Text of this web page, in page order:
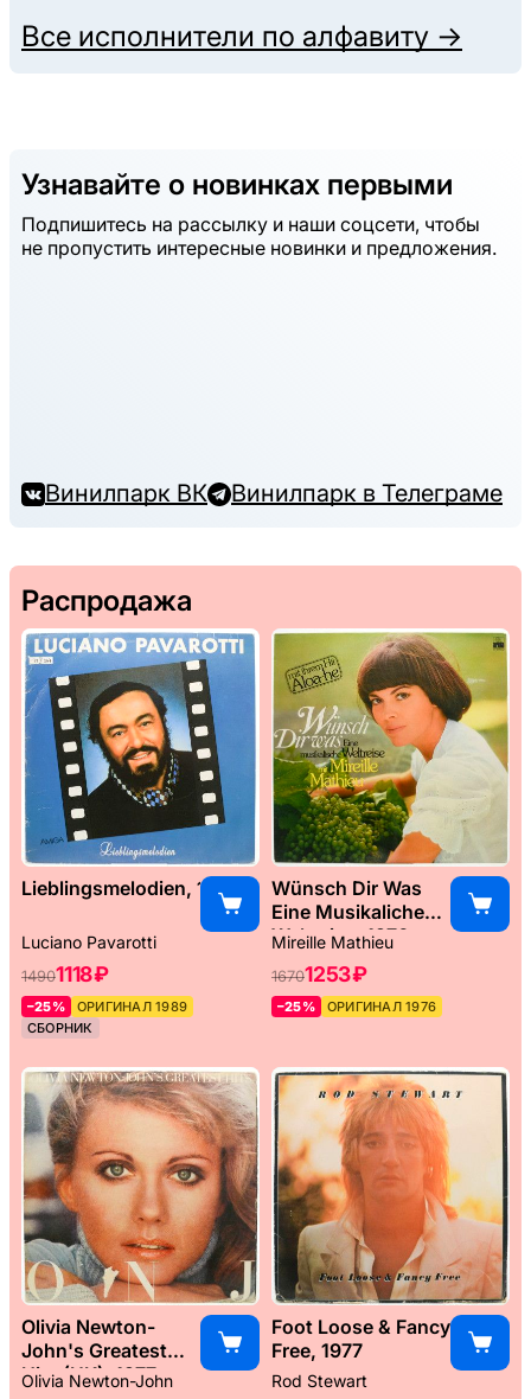
Все исполнители по алфавиту →
Узнавайте о новинках первыми
Подпишитесь на рассылку и наши соцсети, чтобы
не пропустить интересные новинки и предложения.
Винилпарк ВК Винилпарк в Телеграме
Распродажа
Lieblingsmelodien, 1989
Luciano Pavarotti
14901118 ₽
–25%
ОРИГИНАЛ 1989
СБОРНИК
Wünsch Dir Was
Eine Musikaliche
Weltreise, 1976
Mireille Mathieu
16701253 ₽
–25% ОРИГИНАЛ 1976
Olivia Newton-
John's Greatest
Hits (UK), 1977
Olivia Newton-John
Foot Loose & Fancy
Free, 1977
Rod Stewart